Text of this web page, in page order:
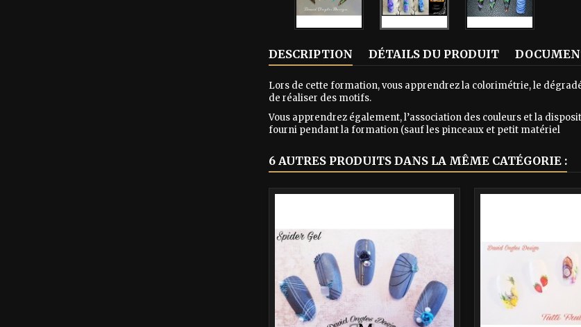
DESCRIPTION DÉTAILS DU PRODUIT
Lors de cette formation, vous apprendrez la colorimétrie, le
de réaliser des motifs.
Vous apprendrez également, l’association des couleurs et la
fourni pendant la formation (sauf les pinceaux et petit matériel
6 AUTRES PRODUITS DANS LA MÊME CATÉGORIE :